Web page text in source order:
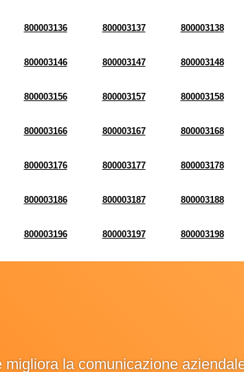
800003136 800003137 800003138
800003146 800003147 800003148
800003156 800003157 800003158
800003166 800003167 800003168
800003176 800003177 800003178
800003186 800003187 800003188
800003196 800003197 800003198
la comunicazione